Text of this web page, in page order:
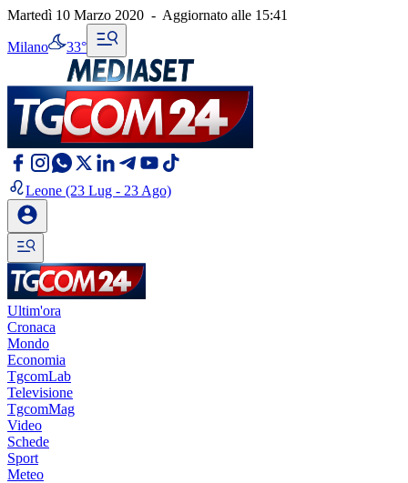
Martedì 10 Marzo 2020 - Aggiornato alle 15:41
Milano 33°
Leone (23 Lug - 23 Ago)
Ultim'ora
Cronaca
Mondo
Economia
TgcomLab
Televisione
TgcomMag
Video
Schede
Sport
Meteo